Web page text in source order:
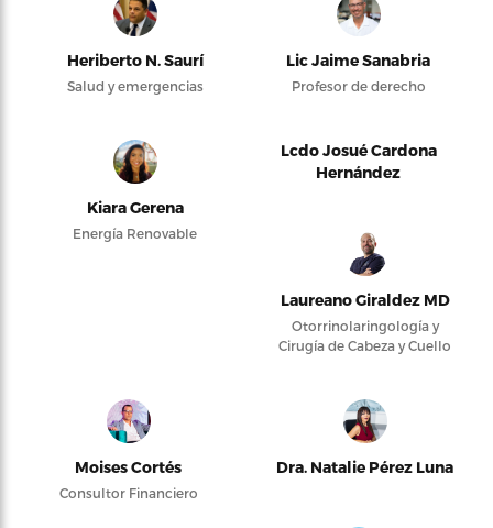
Heriberto N. Saurí
Salud y emergencias
Lic Jaime Sanabria
Profesor de derecho
Kiara Gerena
Energía Renovable
Lcdo Josué Cardona
Hernández
Laureano Giraldez MD
Otorrinolaringología y
Cirugía de Cabeza y Cuello
Moises Cortés
Consultor Financiero
Dra. Natalie Pérez Luna